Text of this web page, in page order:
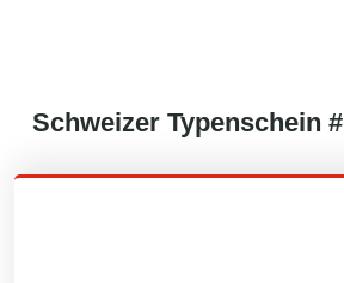
Schweizer Typenschein #